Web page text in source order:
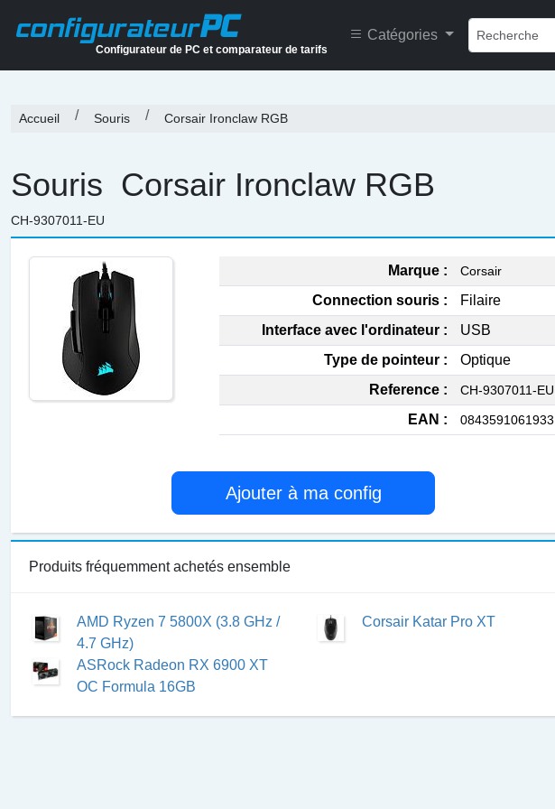
configurateurPC
Configurateur de PC et comparateur de tarifs
Catégories
Accueil Souris Corsair Ironclaw RGB
Souris Corsair Ironclaw RGB
CH-9307011-EU
Marque : Corsair
Connection souris :
Filaire
Interface avec l'ordinateur :
USB
Type de pointeur :
Optique
Reference :
CH-9307011-EU
EAN : 0843591061933
Ajouter à ma config
Produits fréquemment achetés ensemble
AMD Ryzen 7 5800X (3.8 GHz /
4.7 GHz)
Corsair Katar Pro XT
ASRock Radeon RX 6900 XT
OC Formula 16GB